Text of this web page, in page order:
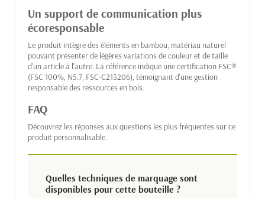
Un support de communication plus
écoresponsable
Le produit intègre des éléments en bambou, matériau naturel
pouvant présenter de légères variations de couleur et de taille
d'un article à l'autre. La référence indique une certification FSC®
(FSC 100%, N5.7, FSC-C213206), témoignant d'une gestion
responsable des ressources en bois.
FAQ
Découvrez les réponses aux questions les plus fréquentes sur ce
produit personnalisable.
Quelles techniques de marquage sont
disponibles pour cette bouteille ?